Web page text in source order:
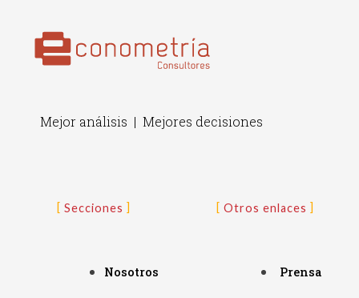
Mejor análisis | Mejores decisiones
Secciones
Nosotros
Otros enlaces
Prensa